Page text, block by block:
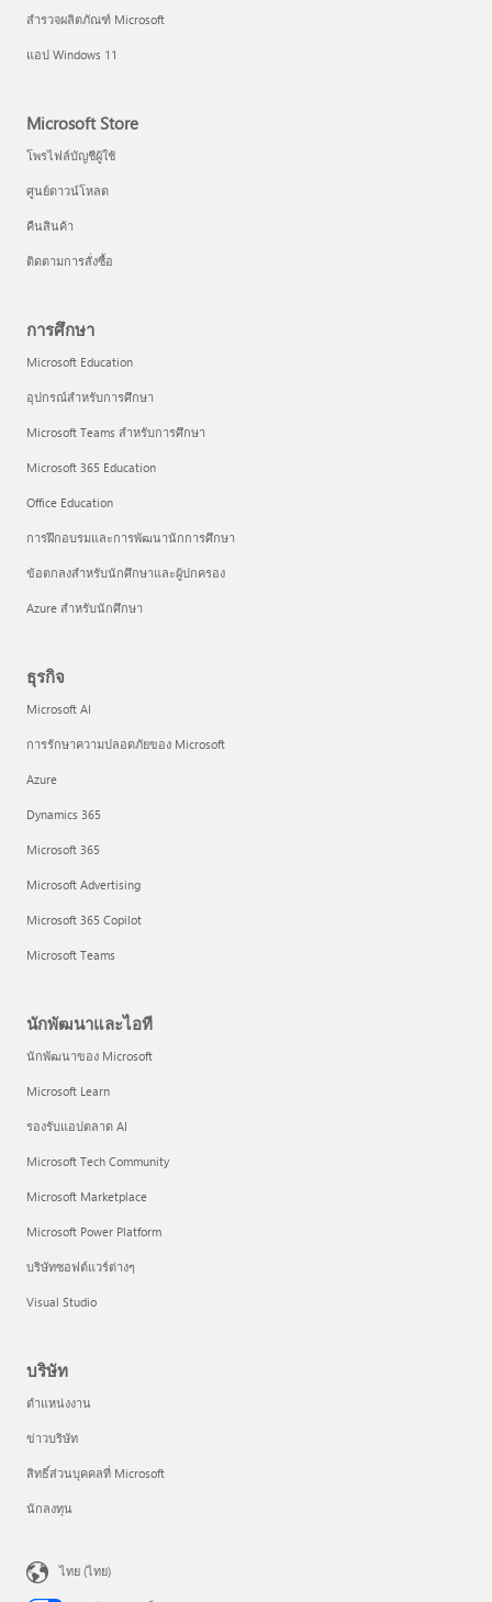
สำรวจผลิตภัณฑ์ Microsoft
แอป Windows 11
Microsoft Store
โพรไฟล์บัญชีผู้ใช้
ศูนย์ดาวน์โหลด
คืนสินค้า
ติดตามการสั่งซื้อ
การศึกษา
Microsoft Education
อุปกรณ์สำหรับการศึกษา
Microsoft Teams สำหรับการศึกษา
Microsoft 365 Education
Office Education
การฝึกอบรมและการพัฒนานักการศึกษา
ข้อตกลงสำหรับนักศึกษาและผู้ปกครอง
Azure สำหรับนักศึกษา
ธุรกิจ
Microsoft AI
การรักษาความปลอดภัยของ Microsoft
Azure
Dynamics 365
Microsoft 365
Microsoft Advertising
Microsoft 365 Copilot
Microsoft Teams
นักพัฒนาและไอที
นักพัฒนาของ Microsoft
Microsoft Learn
รองรับแอปตลาด AI
Microsoft Tech Community
Microsoft Marketplace
Microsoft Power Platform
บริษัทซอฟต์แวร์ต่างๆ
Visual Studio
บริษัท
ตำแหน่งงาน
ข่าวบริษัท
สิทธิ์ส่วนบุคคลที่ Microsoft
นักลงทุน
ไทย (ไทย)